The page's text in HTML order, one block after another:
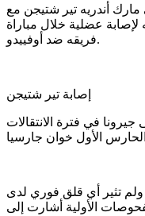
مارك أندريه تير شتيجن مع
عضلية خلال مباراة
فريقه ضد أوفييدو.
إصابة تير شتيجن
في فترة الانتقالات
ولم تثير أي قلق فوري لدى
الأولية أشارت إلى